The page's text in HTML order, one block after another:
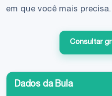
em que você mais precisa.
Consultar
Dados da Bula